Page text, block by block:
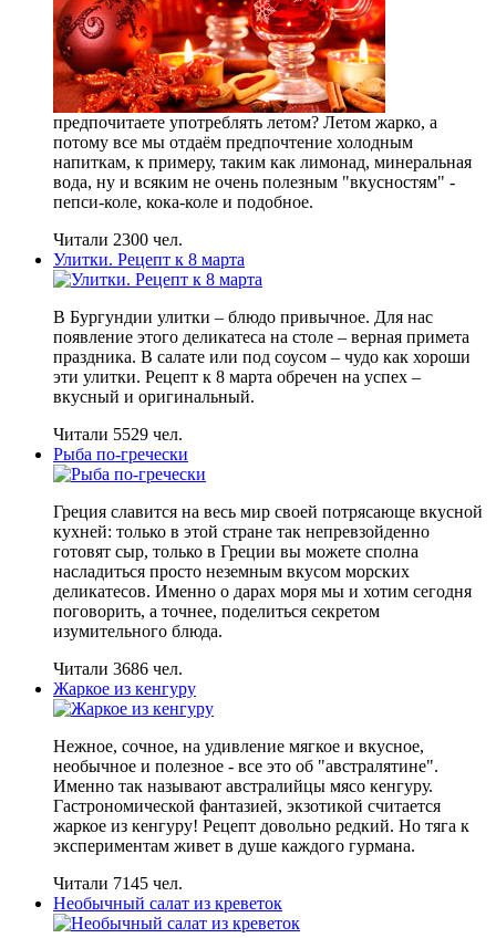
предпочитаете употреблять летом? Летом жарко, а
потому все мы отдаём предпочтение холодным
напиткам, к примеру, таким как лимонад, минеральная
вода, ну и всяким не очень полезным "вкусностям" -
пепси-коле, кока-коле и подобное.
Читали 2300 чел.
Улитки. Рецепт к 8 марта
В Бургундии улитки – блюдо привычное. Для нас
появление этого деликатеса на столе – верная примета
праздника. В салате или под соусом – чудо как хороши
эти улитки. Рецепт к 8 марта обречен на успех –
вкусный и оригинальный.
Читали 5529 чел.
Рыба по-гречески
Греция славится на весь мир своей потрясающе вкусной
кухней: только в этой стране так непревзойденно
готовят сыр, только в Греции вы можете сполна
насладиться просто неземным вкусом морских
деликатесов. Именно о дарах моря мы и хотим сегодня
поговорить, а точнее, поделиться секретом
изумительного блюда.
Читали 3686 чел.
Жаркое из кенгуру
Нежное, сочное, на удивление мягкое и вкусное,
необычное и полезное - все это об "австралятине".
Именно так называют австралийцы мясо кенгуру.
Гастрономической фантазией, экзотикой считается
жаркое из кенгуру! Рецепт довольно редкий. Но тяга к
экспериментам живет в душе каждого гурмана.
Читали 7145 чел.
Необычный салат из креветок